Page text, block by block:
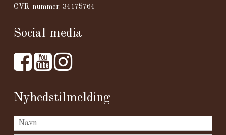
CVR-nummer: 34175764
Social media
Nyhedstilmelding